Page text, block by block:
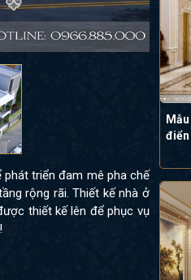
triển đam mê pha chế
rộng rãi. Thiết kế nhà ở
thiết kế lên để phục vụ
điển